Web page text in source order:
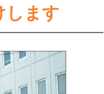
します